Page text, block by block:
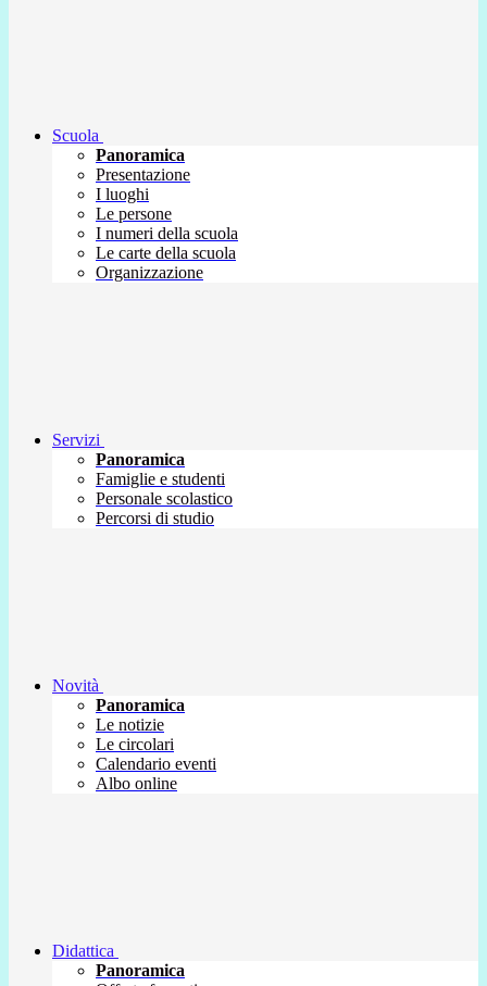
Scuola
Panoramica
Presentazione
I luoghi
Le persone
I numeri della scuola
Le carte della scuola
Organizzazione
Servizi
Panoramica
Famiglie e studenti
Personale scolastico
Percorsi di studio
Novità
Panoramica
Le notizie
Le circolari
Calendario eventi
Albo online
Didattica
Panoramica